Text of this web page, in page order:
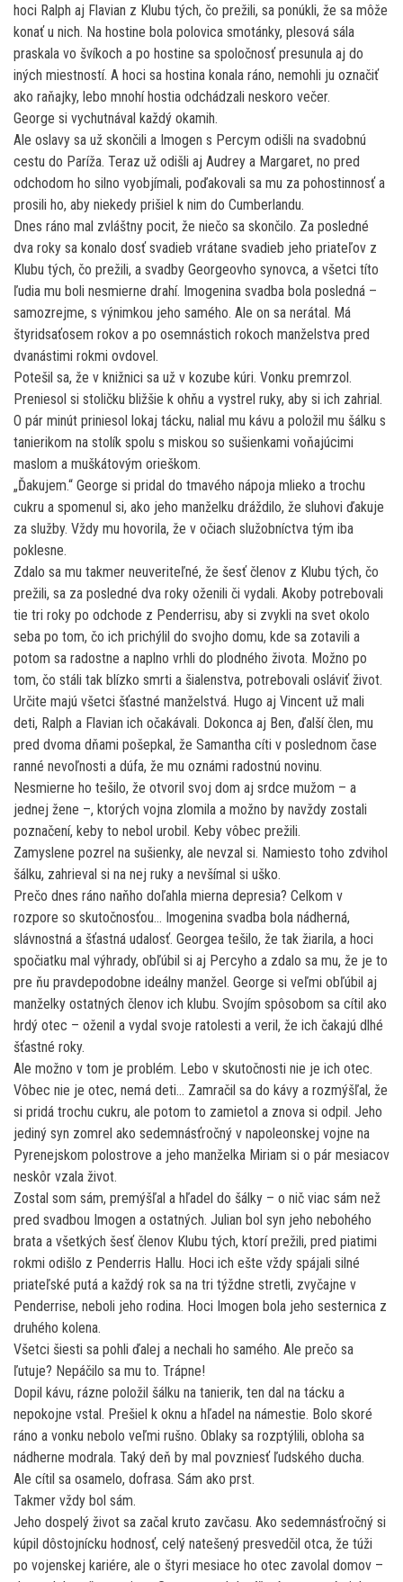
hoci Ralph aj Flavian z Klubu tých, čo prežili, sa ponúkli, že sa môže
konať u nich. Na hostine bola polovica smotánky, plesová sála
praskala vo švíkoch a po hostine sa spoločnosť presunula aj do
iných miestností. A hoci sa hostina konala ráno, nemohli ju označiť
ako raňajky, lebo mnohí hostia odchádzali neskoro večer.
George si vychutnával každý okamih.
Ale oslavy sa už skončili a Imogen s Percym odišli na svadobnú
cestu do Paríža. Teraz už odišli aj Audrey a Margaret, no pred
odchodom ho silno vyobjímali, poďakovali sa mu za pohostinnosť a
prosili ho, aby niekedy prišiel k nim do Cumberlandu.
Dnes ráno mal zvláštny pocit, že niečo sa skončilo. Za posledné
dva roky sa konalo dosť svadieb vrátane svadieb jeho priateľov z
Klubu tých, čo prežili, a svadby Georgeovho synovca, a všetci títo
ľudia mu boli nesmierne drahí. Imogenina svadba bola posledná –
samozrejme, s výnimkou jeho samého. Ale on sa nerátal. Má
štyridsaťosem rokov a po osemnástich rokoch manželstva pred
dvanástimi rokmi ovdovel.
Potešil sa, že v knižnici sa už v kozube kúri. Vonku premrzol.
Preniesol si stoličku bližšie k ohňu a vystrel ruky, aby si ich zahrial.
O pár minút priniesol lokaj tácku, nalial mu kávu a položil mu šálku s
tanierikom na stolík spolu s miskou so sušienkami voňajúcimi
maslom a muškátovým orieškom.
„Ďakujem.“ George si pridal do tmavého nápoja mlieko a trochu
cukru a spomenul si, ako jeho manželku dráždilo, že sluhovi ďakuje
za služby. Vždy mu hovorila, že v očiach služobníctva tým iba
poklesne.
Zdalo sa mu takmer neuveriteľné, že šesť členov z Klubu tých, čo
prežili, sa za posledné dva roky oženili či vydali. Akoby potrebovali
tie tri roky po odchode z Penderrisu, aby si zvykli na svet okolo
seba po tom, čo ich prichýlil do svojho domu, kde sa zotavili a
potom sa radostne a naplno vrhli do plodného života. Možno po
tom, čo stáli tak blízko smrti a šialenstva, potrebovali osláviť život.
Určite majú všetci šťastné manželstvá. Hugo aj Vincent už mali
deti, Ralph a Flavian ich očakávali. Dokonca aj Ben, ďalší člen, mu
pred dvoma dňami pošepkal, že Samantha cíti v poslednom čase
ranné nevoľnosti a dúfa, že mu oznámi radostnú novinu.
Nesmierne ho tešilo, že otvoril svoj dom aj srdce mužom – a
jednej žene –, ktorých vojna zlomila a možno by navždy zostali
poznačení, keby to nebol urobil. Keby vôbec prežili.
Zamyslene pozrel na sušienky, ale nevzal si. Namiesto toho zdvihol
šálku, zahrieval si na nej ruky a nevšímal si uško.
Prečo dnes ráno naňho doľahla mierna depresia? Celkom v
rozpore so skutočnosťou… Imogenina svadba bola nádherná,
slávnostná a šťastná udalosť. Georgea tešilo, že tak žiarila, a hoci
spočiatku mal výhrady, obľúbil si aj Percyho a zdalo sa mu, že je to
pre ňu pravdepodobne ideálny manžel. George si veľmi obľúbil aj
manželky ostatných členov ich klubu. Svojím spôsobom sa cítil ako
hrdý otec – oženil a vydal svoje ratolesti a veril, že ich čakajú dlhé
šťastné roky.
Ale možno v tom je problém. Lebo v skutočnosti nie je ich otec.
Vôbec nie je otec, nemá deti… Zamračil sa do kávy a rozmýšľal, že
si pridá trochu cukru, ale potom to zamietol a znova si odpil. Jeho
jediný syn zomrel ako sedemnásťročný v napoleonskej vojne na
Pyrenejskom polostrove a jeho manželka Miriam si o pár mesiacov
neskôr vzala život.
Zostal som sám, premýšľal a hľadel do šálky – o nič viac sám než
pred svadbou Imogen a ostatných. Julian bol syn jeho nebohého
brata a všetkých šesť členov Klubu tých, ktorí prežili, pred piatimi
rokmi odišlo z Penderris Hallu. Hoci ich ešte vždy spájali silné
priateľské putá a každý rok sa na tri týždne stretli, zvyčajne v
Penderrise, neboli jeho rodina. Hoci Imogen bola jeho sesternica z
druhého kolena.
Všetci šiesti sa pohli ďalej a nechali ho samého. Ale prečo sa
ľutuje? Nepáčilo sa mu to. Trápne!
Dopil kávu, rázne položil šálku na tanierik, ten dal na tácku a
nepokojne vstal. Prešiel k oknu a hľadel na námestie. Bolo skoré
ráno a vonku nebolo veľmi rušno. Oblaky sa rozptýlili, obloha sa
nádherne modrala. Taký deň by mal povzniesť ľudského ducha.
Ale cítil sa osamelo, dofrasa. Sám ako prst.
Takmer vždy bol sám.
Jeho dospelý život sa začal kruto zavčasu. Ako sedemnásťročný si
kúpil dôstojnícku hodnosť, celý natešený presvedčil otca, že túži
po vojenskej kariére, ale o štyri mesiace ho otec zavolal domov –